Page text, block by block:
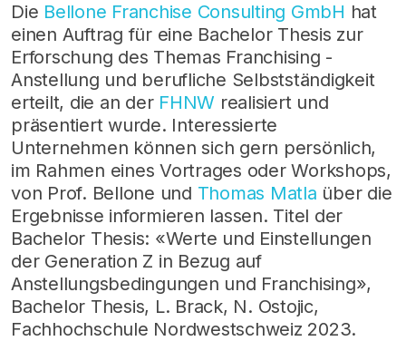
Die Bellone Franchise Consulting GmbH hat
einen Auftrag für eine Bachelor Thesis zur
Erforschung des Themas Franchising -
Anstellung und berufliche Selbstständigkeit
erteilt, die an der FHNW realisiert und
präsentiert wurde. Interessierte
Unternehmen können sich gern persönlich,
im Rahmen eines Vortrages oder Workshops,
von Prof. Bellone und Thomas Matla über die
Ergebnisse informieren lassen. Titel der
Bachelor Thesis: «Werte und Einstellungen
der Generation Z in Bezug auf
Anstellungsbedingungen und Franchising»,
Bachelor Thesis, L. Brack, N. Ostojic,
Fachhochschule Nordwestschweiz 2023.